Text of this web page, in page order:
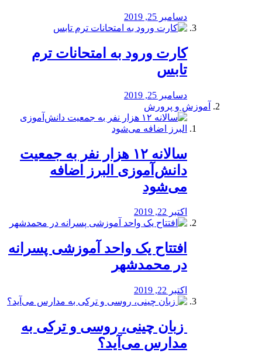
دسامبر 25, 2019
کارت ورود به امتحانات ترم
تابس
دسامبر 25, 2019
آموزش و پرورش
️سالانه ۱۲ هزار نفر به جمعیت
دانش‌آموزی البرز اضافه
می‌شود
اکتبر 22, 2019
افتتاح یک واحد آموزشی پسرانه
در محمدشهر
اکتبر 22, 2019
️ زبان چینی، روسی و ترکی به
مدارس می‌آید؟